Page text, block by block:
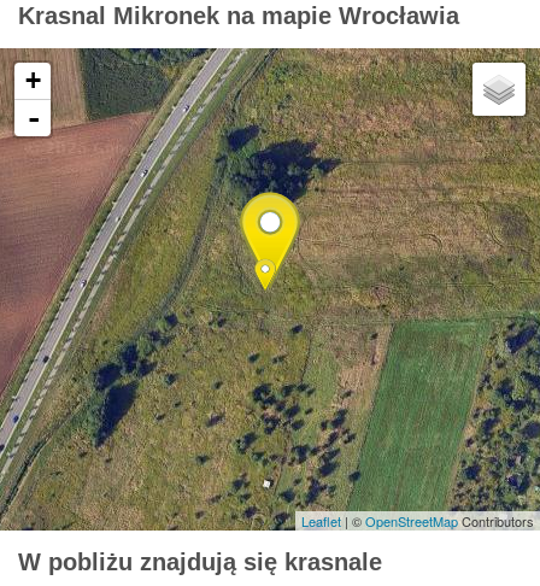
Krasnal Mikronek na mapie Wrocławia
+
-
Leaflet| ©OpenStreetMapContributors
W pobliżu znajdują się krasnale